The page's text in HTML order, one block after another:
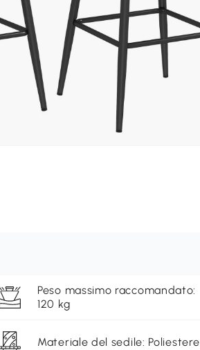
Peso massimo raccomandato:
120 kg
Materiale del sedile: Poliestere